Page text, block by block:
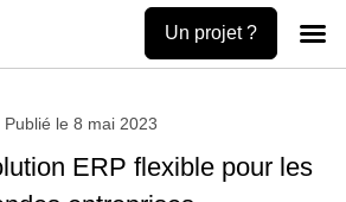
Un projet ?
Publié le 8 mai 2023
ERP flexible pour les